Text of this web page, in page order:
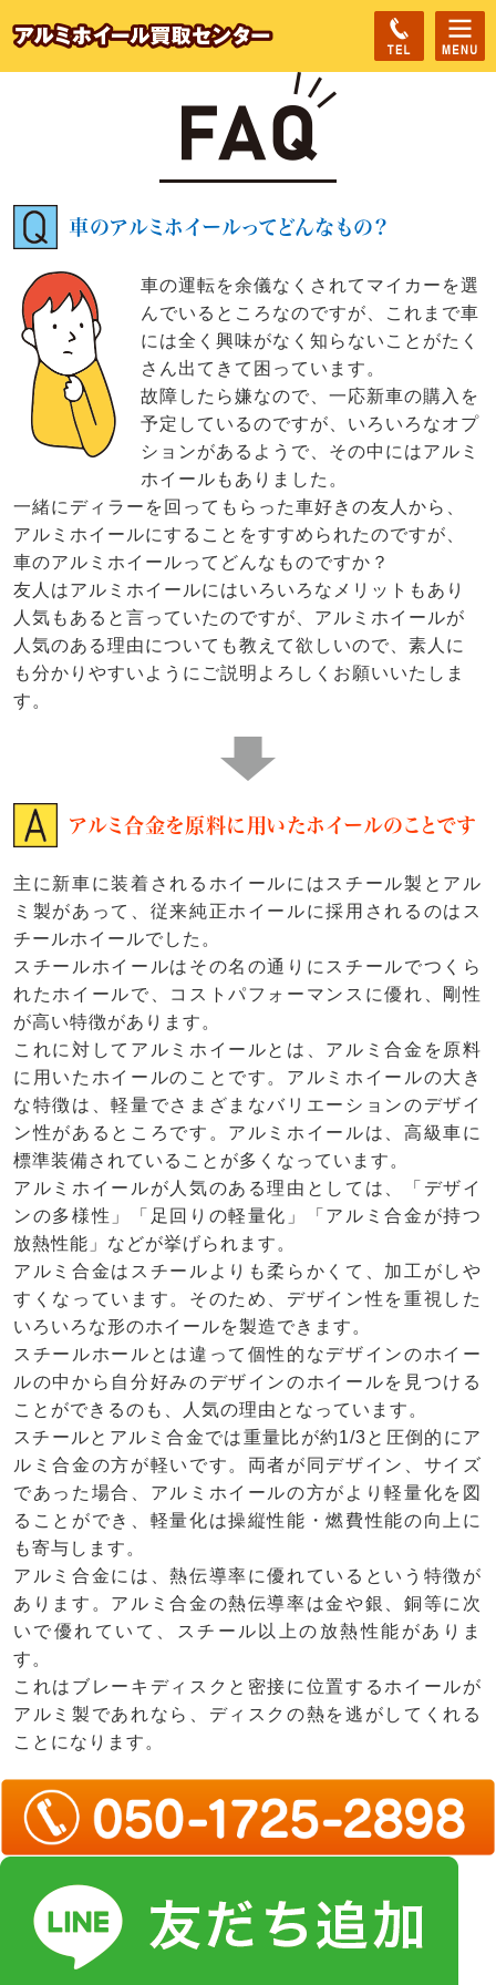
車のアルミホイールってどんなもの？
車の運転を余儀なくされてマイカーを選
んでいるところなのですが、これまで車
には全く興味がなく知らないことがたく
さん出てきて困っています。
故障したら嫌なので、一応新車の購入を
予定しているのですが、いろいろなオプ
ションがあるようで、その中にはアルミ
ホイールもありました。
一緒にディラーを回ってもらった車好きの友人から、
アルミホイールにすることをすすめられたのですが、
車のアルミホイールってどんなものですか？
友人はアルミホイールにはいろいろなメリットもあり
人気もあると言っていたのですが、アルミホイールが
人気のある理由についても教えて欲しいので、素人に
も分かりやすいようにご説明よろしくお願いいたしま
す。
アルミ合金を原料に用いたホイールのことです
主に新車に装着されるホイールにはスチール製とアル
ミ製があって、従来純正ホイールに採用されるのはス
チールホイールでした。
スチールホイールはその名の通りにスチールでつくら
れたホイールで、コストパフォーマンスに優れ、剛性
が高い特徴があります。
これに対してアルミホイールとは、アルミ合金を原料
に用いたホイールのことです。アルミホイールの大き
な特徴は、軽量でさまざまなバリエーションのデザイ
ン性があるところです。アルミホイールは、高級車に
標準装備されていることが多くなっています。
アルミホイールが人気のある理由としては、「デザイ
ンの多様性」「足回りの軽量化」「アルミ合金が持つ
放熱性能」などが挙げられます。
アルミ合金はスチールよりも柔らかくて、加工がしや
すくなっています。そのため、デザイン性を重視した
いろいろな形のホイールを製造できます。
スチールホールとは違って個性的なデザインのホイー
ルの中から自分好みのデザインのホイールを見つける
ことができるのも、人気の理由となっています。
スチールとアルミ合金では重量比が約1/3と圧倒的にア
ルミ合金の方が軽いです。両者が同デザイン、サイズ
であった場合、アルミホイールの方がより軽量化を図
ることができ、軽量化は操縦性能・燃費性能の向上に
も寄与します。
アルミ合金には、熱伝導率に優れているという特徴が
あります。アルミ合金の熱伝導率は金や銀、銅等に次
いで優れていて、スチール以上の放熱性能がありま
す。
これはブレーキディスクと密接に位置するホイールが
アルミ製であれなら、ディスクの熱を逃がしてくれる
ことになります。